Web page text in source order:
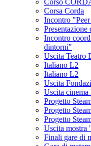
Corso
Corsa Corda
Incontro
Incontro
dintorni"
Uscita Teatro
Italiano L2
Italiano L2
Uscita
Uscita
Progetto
Progetto
Progetto
Uscita mostra
Finali gare di